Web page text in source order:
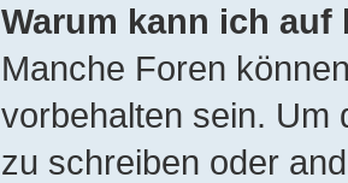
Warum kann ich
Manche Foren
vorbehalten sein. Um
zu schreiben oder